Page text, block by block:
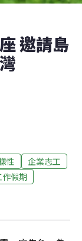
邀請島
性
企業志工
作假期